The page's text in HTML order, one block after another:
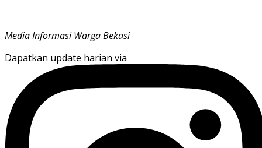
Media Informasi Warga Bekasi
Dapatkan update harian via